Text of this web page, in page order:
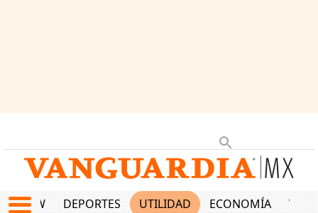
SHOW DEPORTES UTILIDAD ECONOMÍA VIDA